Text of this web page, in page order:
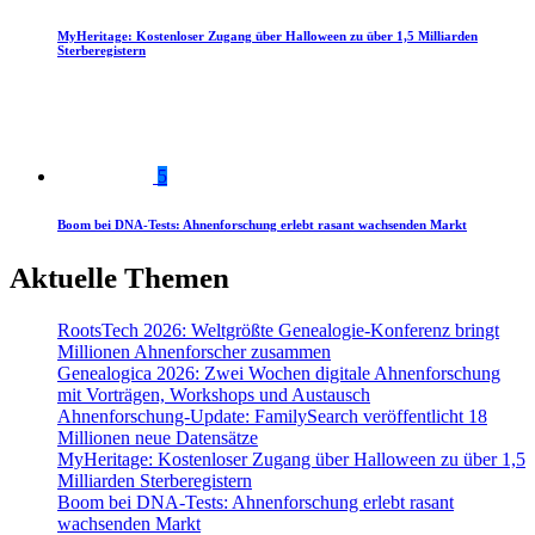
MyHeritage: Kostenloser Zugang über Halloween zu über 1,5 Milliarden
Sterberegistern
5
Boom bei DNA-Tests: Ahnenforschung erlebt rasant wachsenden Markt
Aktuelle Themen
RootsTech 2026: Weltgrößte Genealogie-Konferenz bringt
Millionen Ahnenforscher zusammen
Genealogica 2026: Zwei Wochen digitale Ahnenforschung
mit Vorträgen, Workshops und Austausch
Ahnenforschung-Update: FamilySearch veröffentlicht 18
Millionen neue Datensätze
MyHeritage: Kostenloser Zugang über Halloween zu über 1,5
Milliarden Sterberegistern
Boom bei DNA-Tests: Ahnenforschung erlebt rasant
wachsenden Markt